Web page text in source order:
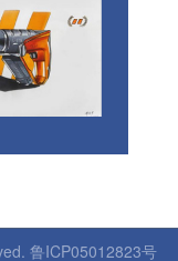
鲁ICP05012823号